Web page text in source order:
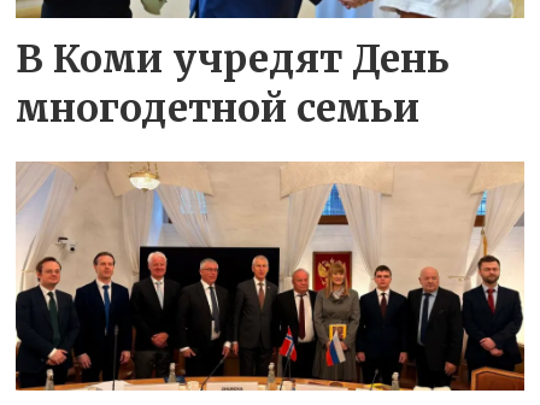
В Коми учредят День
многодетной семьи